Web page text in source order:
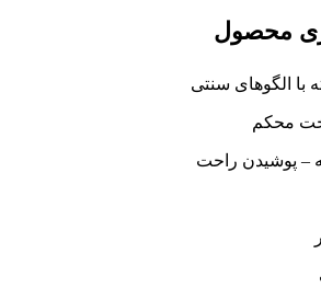
محصول
با الگوهای سنتی
محکم
– پوشیدن راحت